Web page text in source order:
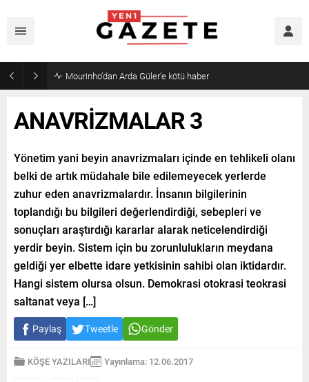
Mourinho’dan Arda Güler’e kötü haber
ANAVRİZMALAR 3
Yönetim yani beyin anavrizmaları içinde en tehlikeli olanı
belki de artık müdahale bile edilemeyecek yerlerde
zuhur eden anavrizmalardır. İnsanın bilgilerinin
toplandığı bu bilgileri değerlendirdiği, sebepleri ve
sonuçları araştırdığı kararlar alarak neticelendirdiği
yerdir beyin. Sistem için bu zorunlulukların meydana
geldiği yer elbette idare yetkisinin sahibi olan iktidardır.
Hangi sistem olursa olsun. Demokrasi otokrasi teokrasi
saltanat veya […]
Paylaş Tweetle Gönder
KÖŞE YAZILARI Yayınlama: 12.06.2017